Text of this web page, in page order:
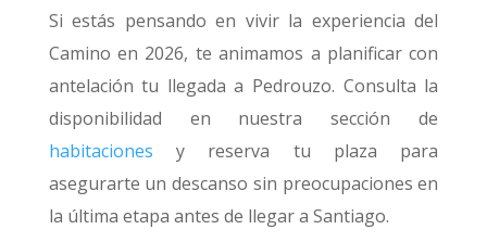
Si estás pensando en vivir la experiencia del
Camino en 2026, te animamos a planificar con
antelación tu llegada a Pedrouzo. Consulta la
disponibilidad en nuestra sección de
habitaciones y reserva tu plaza para
asegurarte un descanso sin preocupaciones en
la última etapa antes de llegar a Santiago.